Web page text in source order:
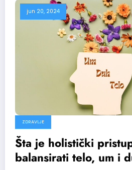
jun 20, 2024
ZDRAVLJE
Šta je holistički
balansirati telo, um i